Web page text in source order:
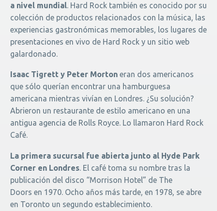
a nivel mundial. Hard Rock también es conocido por su
colección de productos relacionados con la música, las
experiencias gastronómicas memorables, los lugares de
presentaciones en vivo de Hard Rock y un sitio web
galardonado.
Isaac Tigrett y Peter Morton eran dos americanos
que sólo querían encontrar una hamburguesa
americana mientras vivían en Londres. ¿Su solución?
Abrieron un restaurante de estilo americano en una
antigua agencia de Rolls Royce. Lo llamaron Hard Rock
Café.
La primera sucursal fue abierta junto al Hyde Park
Corner en Londres. El café toma su nombre tras la
publicación del disco “Morrison Hotel” de The
Doors en 1970. Ocho años más tarde, en 1978, se abre
en Toronto un segundo establecimiento.